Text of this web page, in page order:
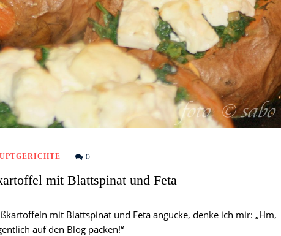
0
mit Blattspinat und Feta
mit Blattspinat und Feta angucke, denke ich mir: „Hm,
auf den Blog packen!“